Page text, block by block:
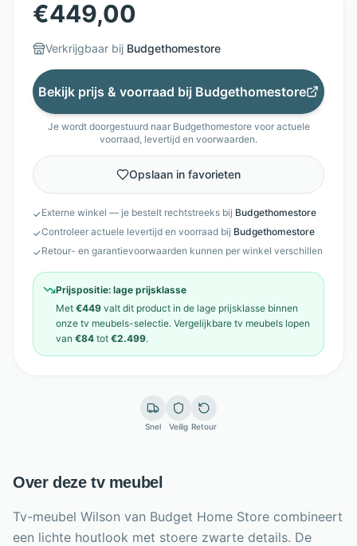
€449,00
Verkrijgbaar bij Budgethomestore
Bekijk prijs & voorraad bij Budgethomestore
Je wordt doorgestuurd naar Budgethomestorevoor actuele
voorraad, levertijd en voorwaarden.
Opslaan in favorieten
✓Externe winkel — je bestelt rechtstreeks bij Budgethomestore
✓Controleer actuele levertijd en voorraad bij Budgethomestore
✓Retour- en garantievoorwaarden kunnen per winkel verschillen
Prijspositie: lage prijsklasse
Met €449 valt dit product in de lage prijsklasse binnen
onze tv meubels-selectie. Vergelijkbare tv meubels lopen
van €84 tot €2.499.
Snel Veilig Retour
Over deze tv meubel
Tv-meubel Wilson van Budget Home Store combineert
een lichte houtlook met stoere zwarte details. De